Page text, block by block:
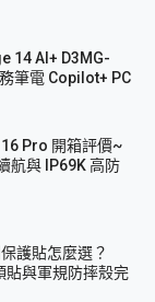
14 AI+ D3MG-
筆電 Copilot+ PC
Pro 開箱評價~
航與 IP69K 高防
護貼怎麼選？
貼與軍規防摔殼完